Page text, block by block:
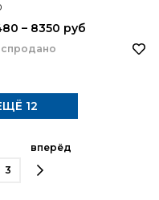
– 8350 руб
12
3
вперёд